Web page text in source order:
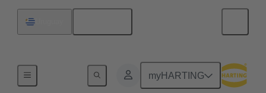
myHARTING
Corrientes hasta 16 A